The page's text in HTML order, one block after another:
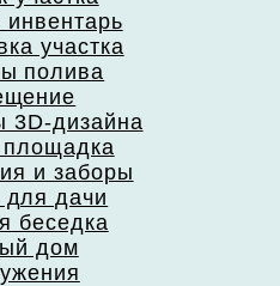
участка
полива
3D-дизайна
площадка
и заборы
дачи
беседка
дом